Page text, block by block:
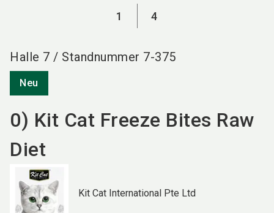
1 4
Halle 7 / Standnummer 7-375
Neu
0) Kit Cat Freeze Bites Raw
Diet
Kit Cat International Pte Ltd